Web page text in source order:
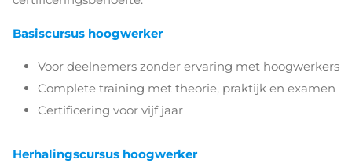
Basiscursus hoogwerker
Voor deelnemers zonder ervaring met hoogwerkers
Complete training met theorie, praktijk en examen
Certificering voor vijf jaar
Herhalingscursus hoogwerker